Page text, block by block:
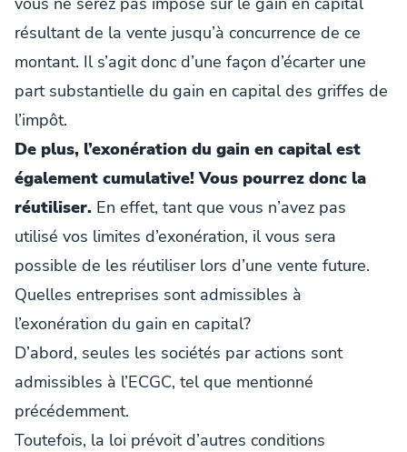
résultant de la vente jusqu’à concurrence de ce
montant. Il s’agit donc d’une façon d’écarter une
part substantielle du gain en capital des griffes de
l’impôt.
De plus, l’exonération du gain en capital est
également cumulative! Vous pourrez donc la
réutiliser. En effet, tant que vous n’avez pas
utilisé vos limites d’exonération, il vous sera
possible de les réutiliser lors d’une vente future.
Quelles entreprises sont admissibles à
l’exonération du gain en capital?
D’abord, seules les sociétés par actions sont
admissibles à l’ECGC, tel que mentionné
précédemment.
Toutefois, la loi prévoit d’autres conditions